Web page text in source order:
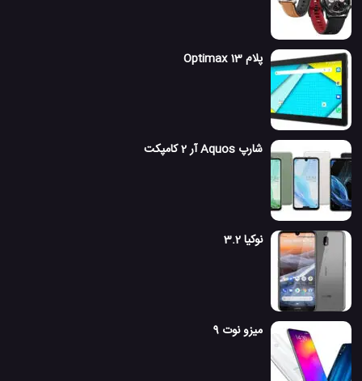
پلام Optimax 13
شارپ Aquos آر 2 کامپکت
نوکیا 3.2
میزو نوت 9